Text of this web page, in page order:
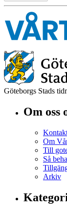
Göteborgs Stads
Om oss
Om
Till
Så
Arkiv